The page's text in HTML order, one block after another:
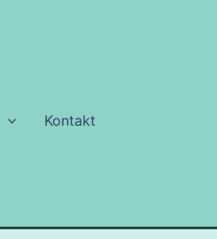
Kontakt